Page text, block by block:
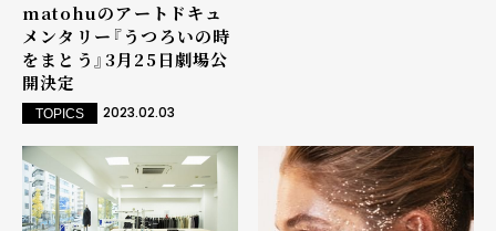
matohuのアートドキュ
メンタリー『うつろいの時
をまとう』3月25日劇場公
開決定
TOPICS 2023.02.03